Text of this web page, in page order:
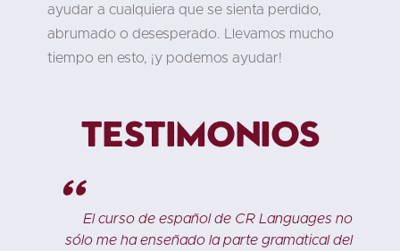
ayudar a cualquiera que se sienta perdido,
abrumado o desesperado. Llevamos mucho
tiempo en esto, ¡y podemos ayudar!
Testimonios
" El curso de español de CR Languages no
sólo me ha enseñado la parte gramatical del